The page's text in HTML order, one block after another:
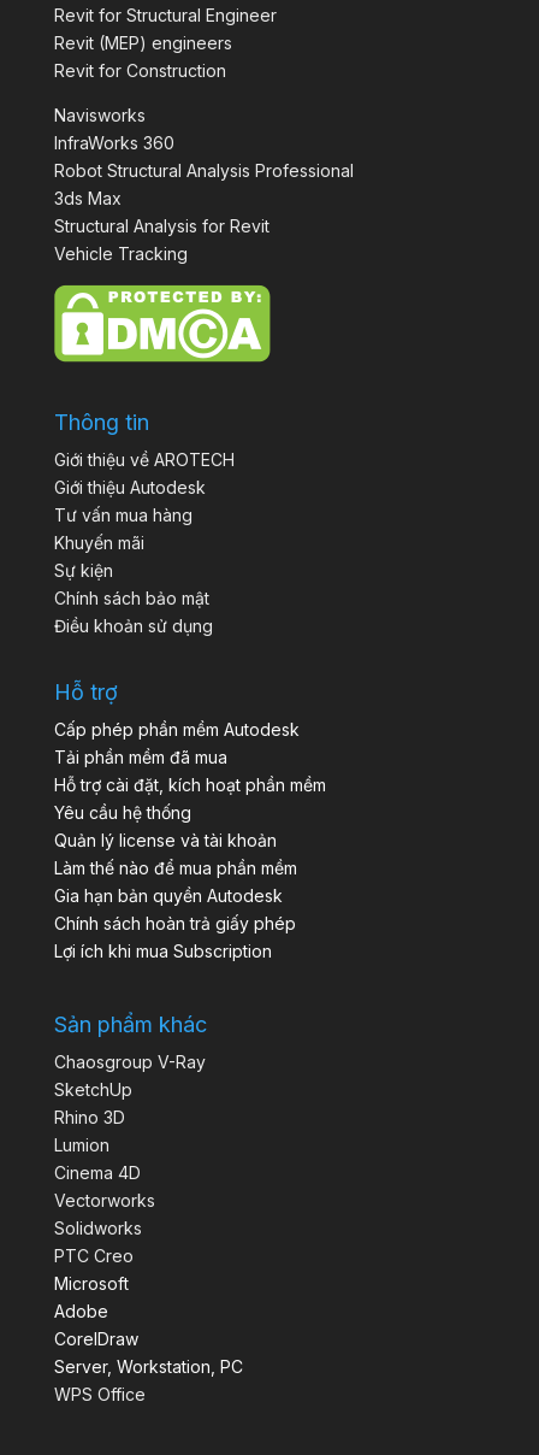
Revit for Structural Engineer
Revit (MEP) engineers
Revit for Construction
Navisworks
InfraWorks 360
Robot Structural Analysis Professional
3ds Max
Structural Analysis for Revit
Vehicle Tracking
Thông tin
Giới thiệu về AROTECH
Giới thiệu Autodesk
Tư vấn mua hàng
Khuyến mãi
Sự kiện
Chính sách bảo mật
Điều khoản sử dụng
Hỗ trợ
Cấp phép phần mềm Autodesk
Tải phần mềm đã mua
Hỗ trợ cài đặt, kích hoạt phần mềm
Yêu cầu hệ thống
Quản lý license và tài khoản
Làm thế nào để mua phần mềm
Gia hạn bản quyền Autodesk
Chính sách hoàn trả giấy phép
Lợi ích khi mua Subscription
Sản phẩm khác
Chaosgroup V-Ray
SketchUp
Rhino 3D
Lumion
Cinema 4D
Vectorworks
Solidworks
PTC Creo
Microsoft
Adobe
CorelDraw
Server, Workstation, PC
WPS Office